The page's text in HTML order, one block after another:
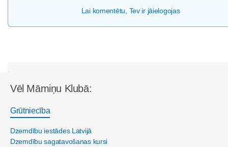
Lai komentētu, Tev ir jāielogojas
Vēl Māmiņu Klubā:
Grūtniecība
Dzemdību iestādes Latvijā
Dzemdību sagatavošanas kursi